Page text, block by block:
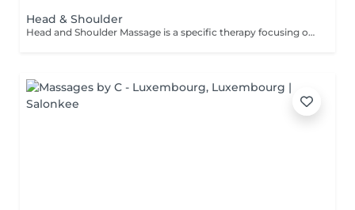
Head & Shoulder
Head and Shoulder Massage is a specific therapy focusing on the specific areas rather than the entire body. The massage helps to relieve tension in your muscles, improve circulation and reduce stress. This therapy is especially recommended for you if you work sitting down or at a desk all day. The focus on your back, head and shoulders helps you to relax and assists in the reduction of stress hormones in the muscles which can reduce the occurrence of tension related headaches. Other benefits that can be received from this therapy include: Improved sleep Reduction of neck-stiffness A general feeling of relaxation Improved circulation in your head